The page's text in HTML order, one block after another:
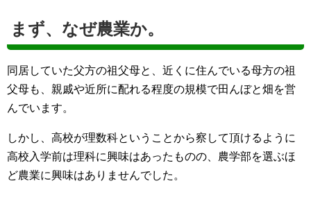
まず、なぜ農業か。
同居していた父方の祖父母と、近くに住んでいる母方の祖
父母も、親戚や近所に配れる程度の規模で田んぼと畑を営
んでいます。
しかし、高校が理数科ということから察して頂けるように
高校入学前は理科に興味はあったものの、農学部を選ぶほ
ど農業に興味はありませんでした。